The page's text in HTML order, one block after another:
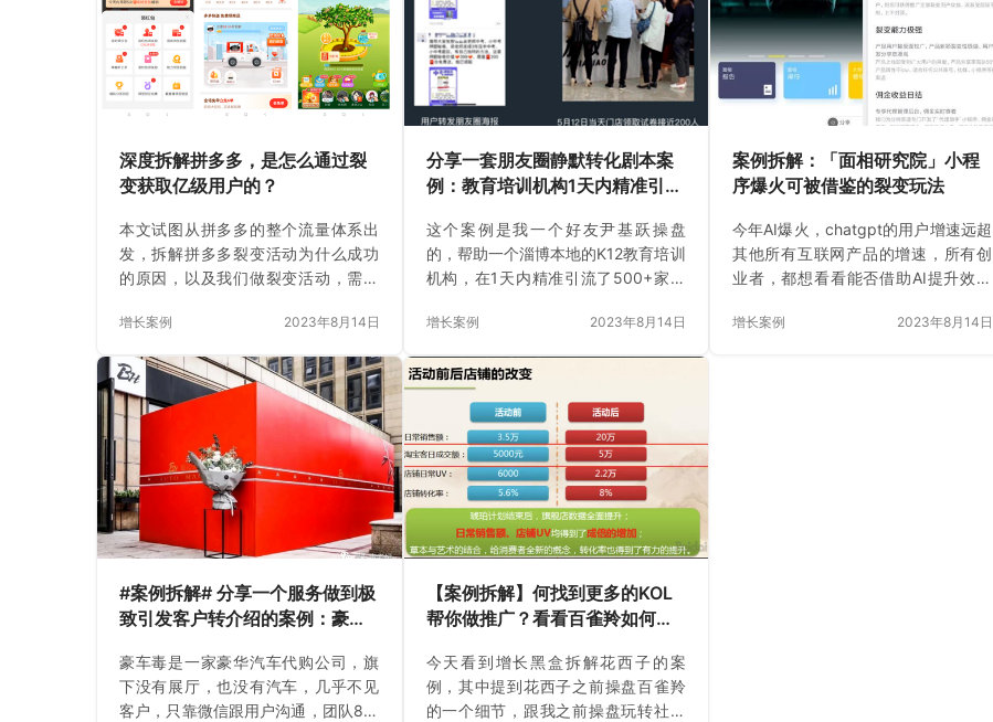
个…
标没有信心，但通过系统地学习裂变
增长方法论，再加上我们的陪跑，策
划的活动效果远远超越她的预期，创
下历史业绩新高。 那这是如何做到的
呢？让我们一起来拆解一下。 活动背
气比较冷，员工不愿意地推，那业绩
可能就完不成。 所以，他就特地邀请
孟大侠去自己公司的所在地，帮他策
划一场裂变增长活动来实现业绩目
标。 增长模型 经过梳理，孟大侠采用
深度拆解拼多多，是怎么通过裂
变获取亿级用户的？
本文试图从拼多多的整个流量体系出
发，拆解拼多多裂变活动为什么成功
的原因，以及我们做裂变活动，需要
增长案例 2023年8月14日
分享一套朋友圈静默转化剧本案
例：教育培训机构1天内精准引流
店200人！
这个案例是我一个好友尹基跃操盘
的，帮助一个淄博本地的K12教育培训
机构，在1天内精准引流了500+家长
剧本，实现线下到店200人，当天在
增长案例 2023年8月14日
案例拆解：「面相研究院」小程
序爆火可被借鉴的裂变玩法
今年AI爆火，chatgpt的用户增速远超
其他所有互联网产品的增速，所有创
业者，都想看看能否借助AI提升效率
正在构思新的AI产品。但是实际上，
增长案例 2023年8月14日
#案例拆解# 分享一个服务做到极
致引发客户转介绍的案例：豪车
豪车毒是一家豪华汽车代购公司，旗
下没有展厅，也没有汽车，几乎不见
客户，只靠微信跟用户沟通，团队8个
【案例拆解】何找到更多的KOL
帮你做推广？看看百雀羚如何把
到6万！
今天看到增长黑盒拆解花西子的案
例，其中提到花西子之前操盘百雀羚
的一个细节，跟我之前操盘玩转社群